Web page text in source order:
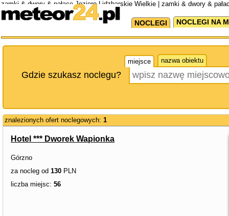
zamki & dwory & pałace Jezioro Lidzbarskie Wielkie | zamki & dwory &
Wielkiego
NOCLEGI NOCLEGI NA
miejsce nazwa obiektu
Gdzie szukasz noclegu?
znalezionych ofert noclegowych: 1
Hotel *** Dworek Wapionka
Górzno
za nocleg od 130 PLN
liczba miejsc: 56